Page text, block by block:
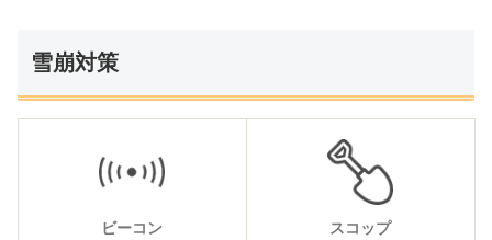
雪崩対策
ビーコン スコップ